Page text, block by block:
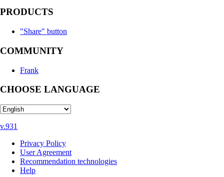
PRODUCTS
"Share" button
COMMUNITY
Frank
CHOOSE LANGUAGE
v.931
Privacy Policy
User Agreement
Recommendation technologies
Help